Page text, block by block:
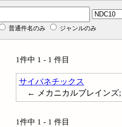
普通件名のみ ジャンルのみ
1件中 1 - 1 件目
サイバネチックス
← メカニカルブレインズ;
1件中 1 - 1 件目